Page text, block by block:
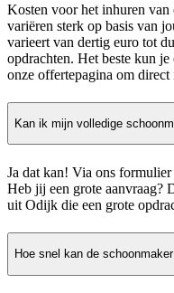
Kosten voor het inhuren
variëren sterk op basis van
varieert van dertig euro tot
opdrachten. Het beste kun
onze offertepagina om
Kan ik mijn volledige
Ja dat kan! Via ons
Heb jij een grote aanvraag?
uit Odijk die een grote
Hoe snel kan de